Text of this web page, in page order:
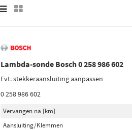
Lambda-sonde Bosch 0 258 986 602
Evt. stekkeraansluiting aanpassen
0 258 986 602
Vervangen na [km]
Aansluiting/Klemmen